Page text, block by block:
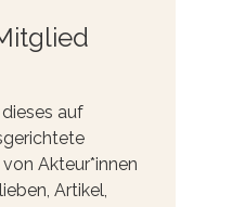
auf
Akteur*innen
Artikel,